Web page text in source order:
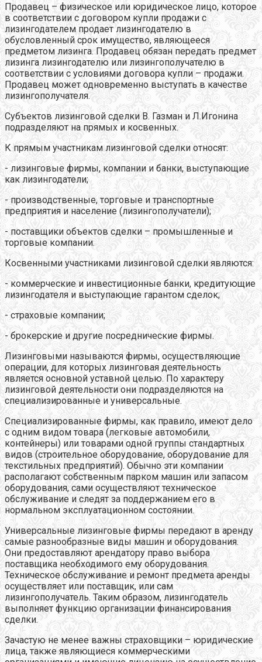
Продавец – физическое или юридическое лицо, которое
в соответствии с договором купли продажи с
лизингодателем продает лизингодателю в
обусловленный срок имущество, являющееся
предметом лизинга. Продавец обязан передать предмет
лизинга лизингодателю или лизингополучателю в
соответствии с условиями договора купли – продажи.
Продавец может одновременно выступать в качестве
лизингополучателя.
Субъектов лизинговой сделки В. Газман и Л.Игонина
подразделяют на прямых и косвенных.
К прямым участникам лизинговой сделки относят:
- лизинговые фирмы, компании и банки, выступающие
как лизингодатели;
- производственные, торговые и транспортные
предприятия и население (лизингополучатели);
- поставщики объектов сделки – промышленные и
торговые компании.
Косвенными участниками лизинговой сделки являются:
- коммерческие и инвестиционные банки, кредитующие
лизингодателя и выступающие гарантом сделок;
- страховые компании;
- брокерские и другие посреднические фирмы.
Лизинговыми называются фирмы, осуществляющие
операции, для которых лизинговая деятельность
является основной уставной целью. По характеру
лизинговой деятельности они подразделяются на
специализированные и универсальные.
Специализированные фирмы, как правило, имеют дело
с одним видом товара (легковые автомобили,
контейнеры) или товарами одной группы стандартных
видов (строительное оборудование, оборудование для
текстильных предприятий). Обычно эти компании
располагают собственным парком машин или запасом
оборудования, сами осуществляют техническое
обслуживание и следят за поддержанием его в
нормальном эксплуатационном состоянии.
Универсальные лизинговые фирмы передают в аренду
самые разнообразные виды машин и оборудования.
Они предоставляют арендатору право выбора
поставщика необходимого ему оборудования.
Техническое обслуживание и ремонт предмета аренды
осуществляет или поставщик, или сам
лизингополучатель. Таким образом, лизингодатель
выполняет функцию организации финансирования
сделки.
Зачастую не менее важны страховщики – юридические
лица, также являющиеся коммерческими